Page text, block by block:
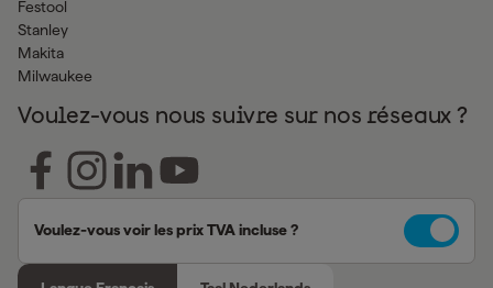
Festool
Stanley
Makita
Milwaukee
Voulez-vous nous suivre sur nos réseaux ?
Voulez-vous voir les prix TVA incluse ?